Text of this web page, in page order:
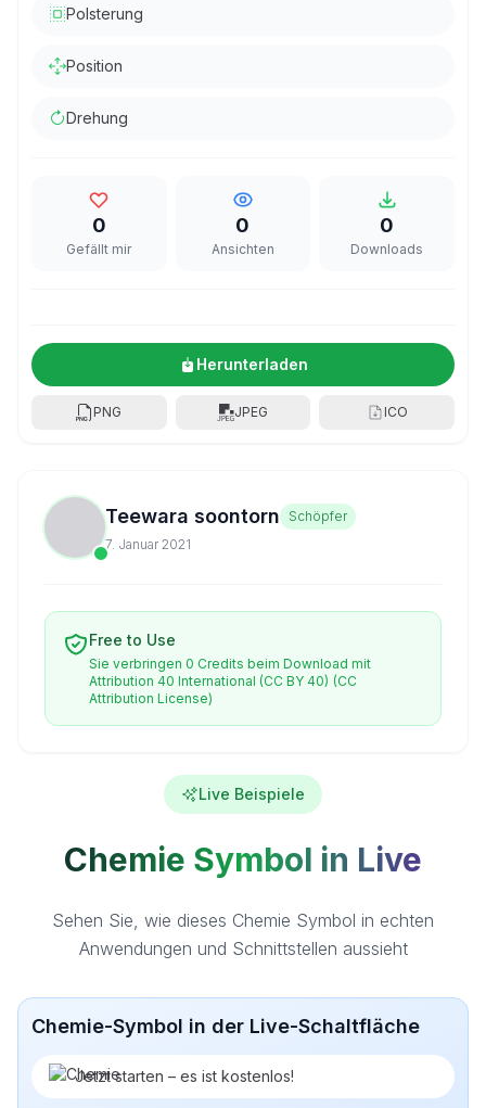
Polsterung
Position
Drehung
0
Gefällt mir
0
Ansichten
0
Downloads
Herunterladen
PNG JPEG ICO
Teewara soontorn
Schöpfer
7. Januar 2021
Free to Use
Sie verbringen 0 Credits beim Download mit
Attribution 40 International (CC BY 40) (CC
Attribution License)
Live Beispiele
Chemie Symbol in Live
Sehen Sie, wie dieses Chemie Symbol in echten
Anwendungen und Schnittstellen aussieht
Chemie-Symbol in der Live-Schaltfläche
Jetzt starten – es ist kostenlos!